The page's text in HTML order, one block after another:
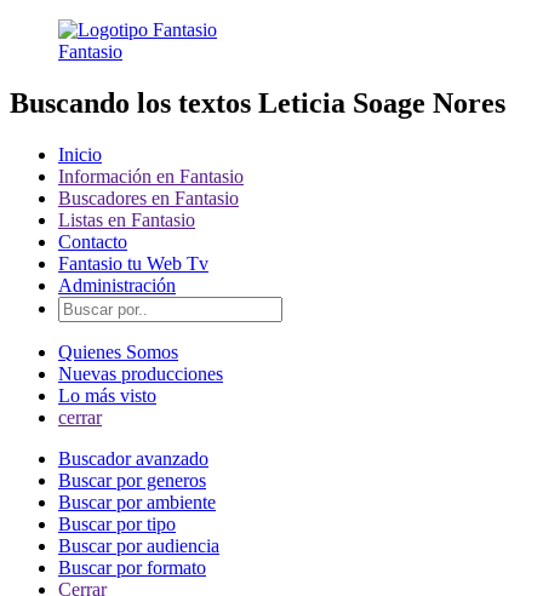
Fantasio
Buscando los textos Leticia Soage Nores
Inicio
Información en Fantasio
Buscadores en Fantasio
Listas en Fantasio
Contacto
Fantasio tu Web Tv
Administración
Quienes Somos
Nuevas producciones
Lo más visto
cerrar
Buscador avanzado
Buscar por generos
Buscar por ambiente
Buscar por tipo
Buscar por audiencia
Buscar por formato
Cerrar